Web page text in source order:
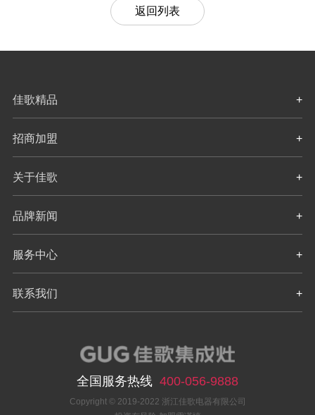
返回列表
佳歌精品 +
招商加盟 +
关于佳歌 +
品牌新闻 +
服务中心 +
联系我们 +
全国服务热线 400-056-9888
Copyright © 2019-2022 浙江佳歌电器有限公司